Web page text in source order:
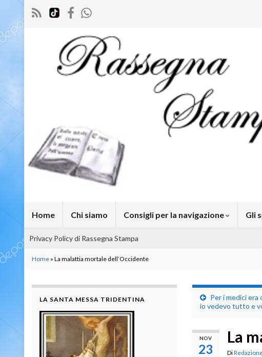
Home Chi siamo Consigli per la navigazione Gli
Privacy Policy di Rassegna Stampa
Home » La malattia mortale dell’Occidente
Per i medici era
io vedevo tutto e
NOV
23
La
Di
LA SANTA MESSA TRIDENTINA